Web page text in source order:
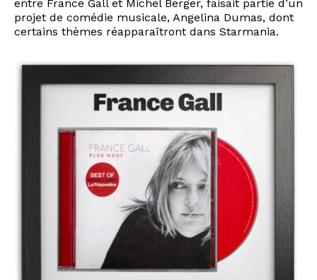
entre France Gall et Michel Berger, faisait partie d’un
projet de comédie musicale, Angelina Dumas, dont
certains thèmes réapparaîtront dans Starmania.